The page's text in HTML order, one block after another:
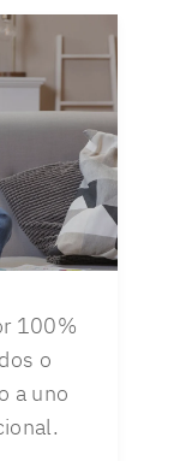
100%
o
a uno